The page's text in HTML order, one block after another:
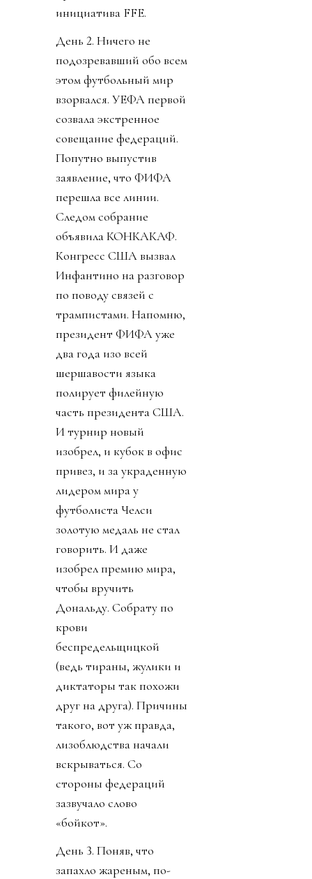
инициатива FFE.
День 2. Ничего не
подозревавший обо всем
этом футбольный мир
взорвался. УЕФА первой
созвала экстренное
совещание федераций.
Попутно выпустив
заявление, что ФИФА
перешла все линии.
Следом собрание
объявила КОНКАКАФ.
Конгресс США вызвал
Инфантино на разговор
по поводу связей с
трампистами. Напомню,
президент ФИФА уже
два года изо всей
шершавости языка
полирует филейную
часть президента США.
И турнир новый
изобрел, и кубок в офис
привез, и за украденную
лидером мира у
футболиста Челси
золотую медаль не стал
говорить. И даже
изобрел премию мира,
чтобы вручить
Дональду. Собрату по
крови
беспредельщицкой
(ведь тираны, жулики и
диктаторы так похожи
друг на друга). Причины
такого, вот уж правда,
лизоблюдства начали
вскрываться. Со
стороны федераций
зазвучало слово
«бойкот».
День 3. Поняв, что
запахло жареным, по-